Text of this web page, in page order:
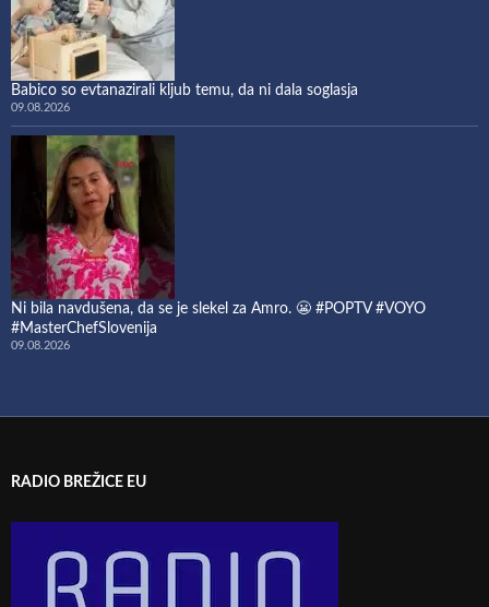
Babico so evtanazirali kljub temu, da ni dala soglasja
09.08.2026
Ni bila navdušena, da se je slekel za Amro. 😬 #POPTV #VOYO
#MasterChefSlovenija
09.08.2026
RADIO BREŽICE EU